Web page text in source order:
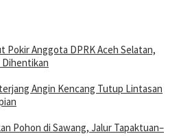
Pokir Anggota DPRK Aceh Selatan,
Dihentikan
Angin Kencang Tutup Lintasan
Pohon di Sawang, Jalur Tapaktuan–